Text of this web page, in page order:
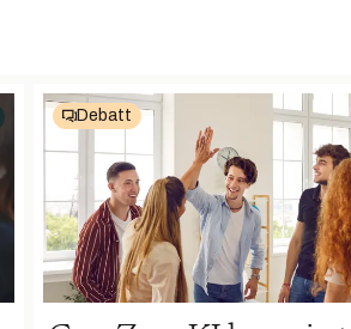
Debatt